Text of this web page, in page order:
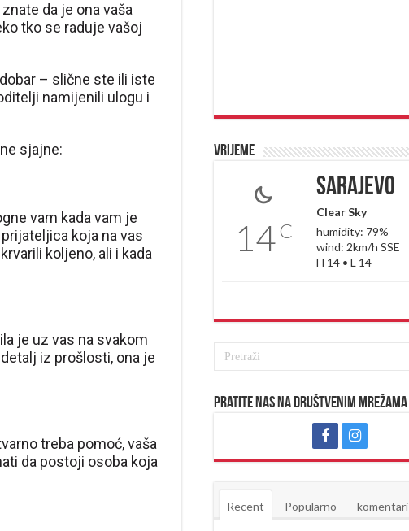
da je ona vaša
tko se raduje vašoj
– slične ste ili iste
namijenili ulogu i
sjajne:
vam kada vam je
koja na vas
koljeno, ali i kada
je uz vas na svakom
iz prošlosti, ona je
treba pomoć, vaša
da postoji osoba koja
Vrijeme
14C
Sarajevo
Clear Sky
humidity: 79%
wind: 2km/h SSE
H 14 • L 14
Pratite nas na društvenim mrežama
Recent Popularno komentari